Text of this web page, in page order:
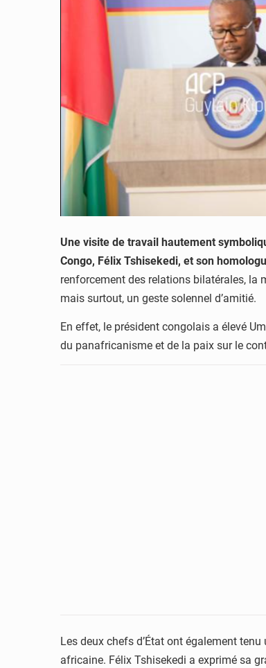
Une visite de travail hautement
Congo, Félix Tshisekedi, et son
renforcement des relations bilatérales, la
mais surtout, un geste solennel d’amitié.
En effet, le président congolais a élevé
du panafricanisme et de la paix sur le
Les deux chefs d’État ont également tenu
africaine. Félix Tshisekedi a exprimé sa